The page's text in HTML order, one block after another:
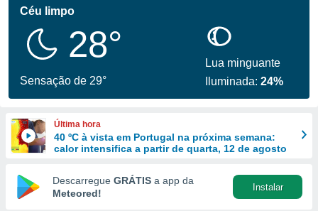
foi
fornecidas
a este
das
e
forma
digital
Céu limpo
28°
Sensação de 29°
Lua minguante
Iluminada:24%
Última hora
40 ºC à vista em Portugal na próxima semana:
calor intensifica a partir de quarta, 12 de agosto
Descarregue GRÁTIS a app da
Meteored!
Instalar